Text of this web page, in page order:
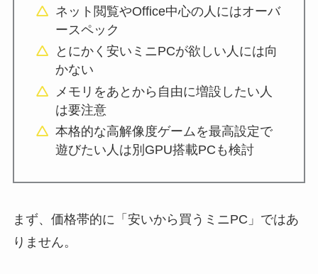
ネット閲覧やOffice中心の人にはオーバ
ースペック
とにかく安いミニPCが欲しい人には向
かない
メモリをあとから自由に増設したい人
は要注意
本格的な高解像度ゲームを最高設定で
遊びたい人は別GPU搭載PCも検討
まず、価格帯的に「安いから買うミニPC」ではあ
りません。